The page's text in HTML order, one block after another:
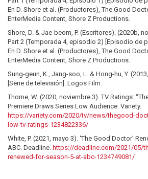
En D. Shore et al. (Productores), The Good
EnterMedia Content, Shore Z Productions.
Shore, D. & Jae-beom, P. (Escritores). (2020b,
Part 2 (Temporada 4, episodio 2) [Episodio de
En D. Shore et al. (Productores), The Good
EnterMedia Content, Shore Z Productions.
Sung-geun, K., Jang-soo, L. & Hong-hu, Y.
[Serie de televisión]. Logos Film.
Thorne, W. (2020, noviembre 3). TV Ratings:
Premiere Draws Series Low Audience. Variety.
https://variety.com/2020/tv/news/thegood-
low-tv-ratings-1234822336/
White, P. (2021, mayo 3). ‘The Good Doctor’
ABC. Deadline. https://deadline.com/2021/05/
renewed-for-season-5-at-abc-1234749081/